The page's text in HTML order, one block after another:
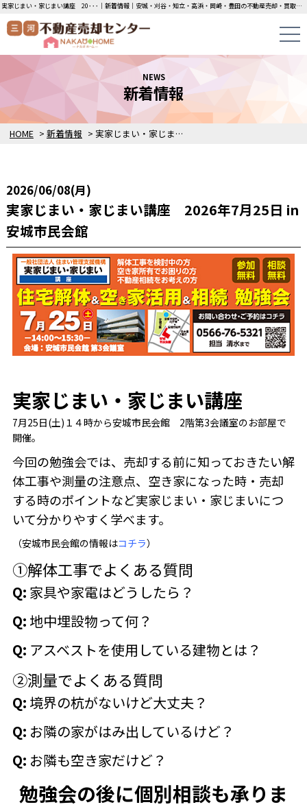
実家じまい・家じまい講座 20･･･｜新着情報｜安城・刈谷・知立・高浜・岡崎・豊田の不動産売却・買取・査定なら三河不動産売却センターにお任せください！土地・中古一戸建ての即日無料査定・即金買取を行っています！
NEWS
新着情報
HOME > 新着情報 > 実家じまい・家じまい講座 2026年7月25日 in安城市民会館
2026/06/08(月)
実家じまい・家じまい講座 2026年7月25日 in
安城市民会館
実家じまい・家じまい講座
7月25日(土)１４時から安城市民会館 2階第3会議室のお部屋で
開催。
今回の勉強会では、売却する前に知っておきたい解
体工事や測量の注意点、空き家になった時・売却
する時のポイントなど実家じまい・家じまいにつ
いて分かりやすく学べます。
（安城市民会館の情報はコチラ）
①解体工事でよくある質問
Q: 家具や家電はどうしたら？
Q: 地中埋設物って何？
Q: アスベストを使用している建物とは？
②測量でよくある質問
Q: 境界の杭がないけど大丈夫？
Q: お隣の家がはみ出しているけど？
Q: お隣も空き家だけど？
勉強会の後に個別相談も承りま